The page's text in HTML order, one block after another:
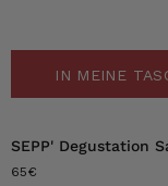
IN MEINE
SEPP' Degustation
65€